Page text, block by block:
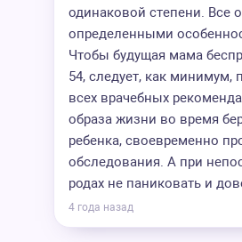
одинаковой степени. Все
определенными
Чтобы будущая мама
54, следует, как минимум,
всех врачебных
образа жизни во время
ребенка, своевременно
обследования. А при
родах не паниковать и
4 года назад